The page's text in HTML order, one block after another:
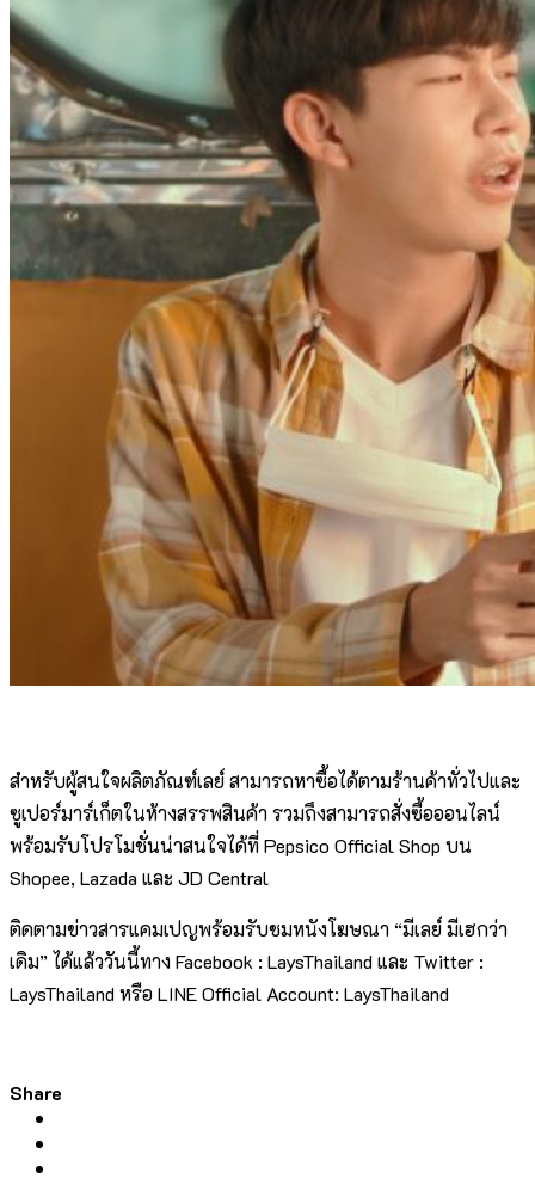
สำหรับผู้สนใจผลิตภัณฑ์เลย์ สามารถหาซื้อได้ตามร้านค้าทั่วไปและ
ซูเปอร์มาร์เก็ตในห้างสรรพสินค้า รวมถึงสามารถสั่งซื้อออนไลน์
พร้อมรับโปรโมชั่นน่าสนใจได้ที่ Pepsico Official Shop บน
Shopee, Lazada และ JD Central
ติดตามข่าวสารแคมเปญพร้อมรับชมหนังโฆษณา “มีเลย์ มีเฮกว่า
เดิม” ได้แล้ววันนี้ทาง Facebook : LaysThailand และ Twitter :
LaysThailand หรือ LINE Official Account: LaysThailand
Share